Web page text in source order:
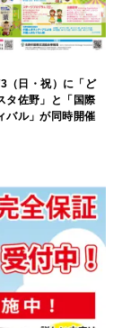
3（日・祝）に「ど
タ佐野」と「国際
バル」が同時開催